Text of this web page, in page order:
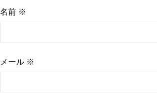
ン
名前 ※
メール ※